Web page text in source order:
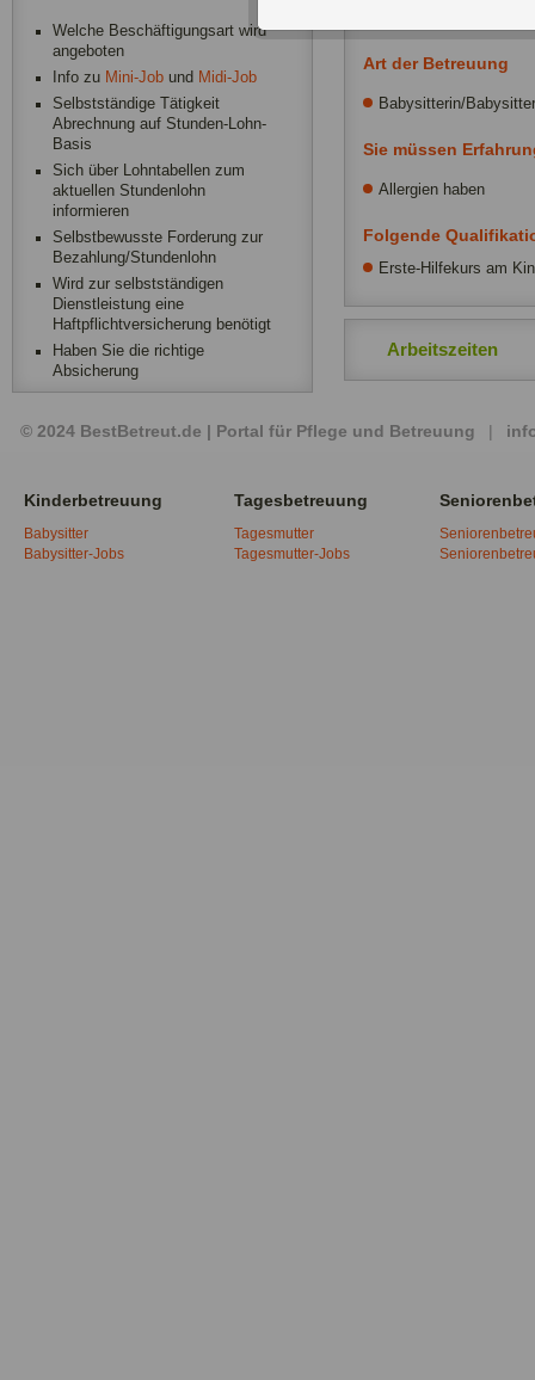
Welche Beschäftigungsart wird
angeboten
Info zu Mini-Job und Midi-Job
Selbstständige Tätigkeit
Abrechnung auf Stunden-Lohn-
Basis
Sich über Lohntabellen zum
aktuellen Stundenlohn
informieren
Selbstbewusste Forderung zur
Bezahlung/Stundenlohn
Wird zur selbstständigen
Dienstleistung eine
Haftpflichtversicherung benötigt
Haben Sie die richtige
Absicherung
Art der Betreuung
Babysitterin/Babysitter
Sie müssen
Allergien haben
Folgende
Erste-Hilfekurs am
Arbeitszeiten
© 2024 BestBetreut.de | Portal für Pflege und Betreuung |
Kinderbetreuung
Babysitter
Babysitter-Jobs
Tagesbetreuung
Tagesmutter
Tagesmutter-Jobs